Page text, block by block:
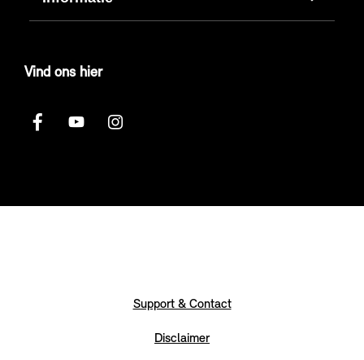
Vind ons hier
Support & Contact
Disclaimer